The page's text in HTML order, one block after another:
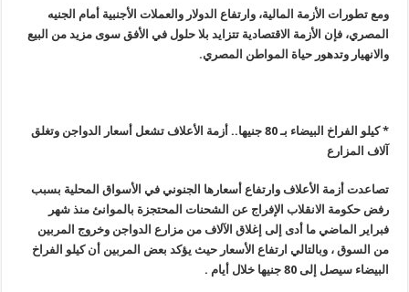
ومع تطورات الأزمة المالية، وارتفاع الدولار والعملات الأجنبية أمام الجنيه
المصري، فإن الأزمة الاقتصادية تتزايد بلا حلول في الأفق سوى مزيد من البيع
والانهيار وتدهور حياة المواطن المصري.
* كيلو الفراخ البيضاء بـ 80 جنيها.. أزمة الأعلاف تشعل أسعار الدواجن وتغلق
آلاف المزارع
تصاعدت أزمة الأعلاف وارتفاع أسعارها الجنوني في الأسواق المحلية بسبب
رفض حكومة الانقلاب الإفراج عن الشحنات المحتجزة بالموانئ منذ شهر
فبراير الماضي ما أدى إلى إغلاق الآلاف من مزارع الدواجن وخروج المربين
من السوق ، وبالتالي ارتفاع الأسعار حيث يؤكد بعض المربين أن كيلو الفراخ
البيضاء سيصل إلى 80 جنيها خلال أيام .